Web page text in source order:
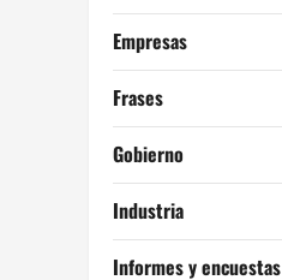
Empresas
Frases
Gobierno
Industria
Informes y encuestas